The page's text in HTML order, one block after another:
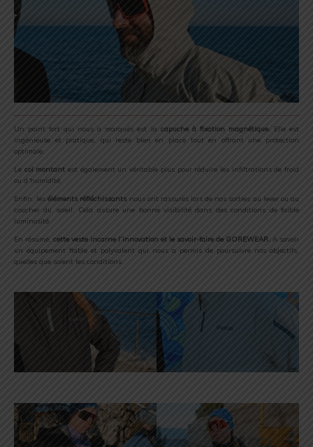
Un point fort qui nous a marqués est la capuche à fixation magnétique. Elle est
ingénieuse et pratique, qui reste bien en place tout en offrant une protection
optimale.
Le col montant est également un véritable plus pour réduire les infiltrations de froid
ou d’humidité.
Enfin, leséléments réfléchissants nous ont rassurés lors de nos sorties au lever ou au
coucher du soleil. Cela assure une bonne visibilité dans des conditions de faible
luminosité.
En résumé, cette veste incarne l’innovation et le savoir-faire de GOREWEAR. A savoir
un équipement fiable et polyvalent qui nous a permis de poursuivre nos objectifs,
quelles que soient les conditions.